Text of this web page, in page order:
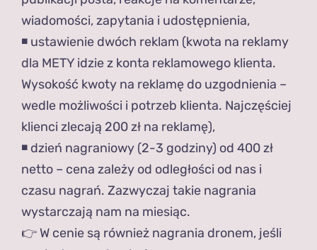
wiadomości, zapytania i udostępnienia,
◾️ ustawienie dwóch reklam (kwota na reklamy
dla METY idzie z konta reklamowego klienta.
Wysokość kwoty na reklamę do uzgodnienia –
wedle możliwości i potrzeb klienta. Najczęściej
klienci zlecają 200 zł na reklamę),
◾️ dzień nagraniowy (2-3 godziny) od 400 zł
netto – cena zależy od odległości od nas i
czasu nagrań. Zazwyczaj takie nagrania
wystarczają nam na miesiąc.
👉 W cenie są również nagrania dronem, jeśli